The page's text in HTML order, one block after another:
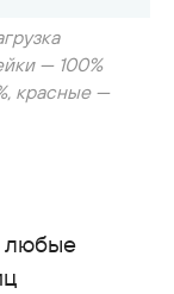
— 100%
красные —
любые